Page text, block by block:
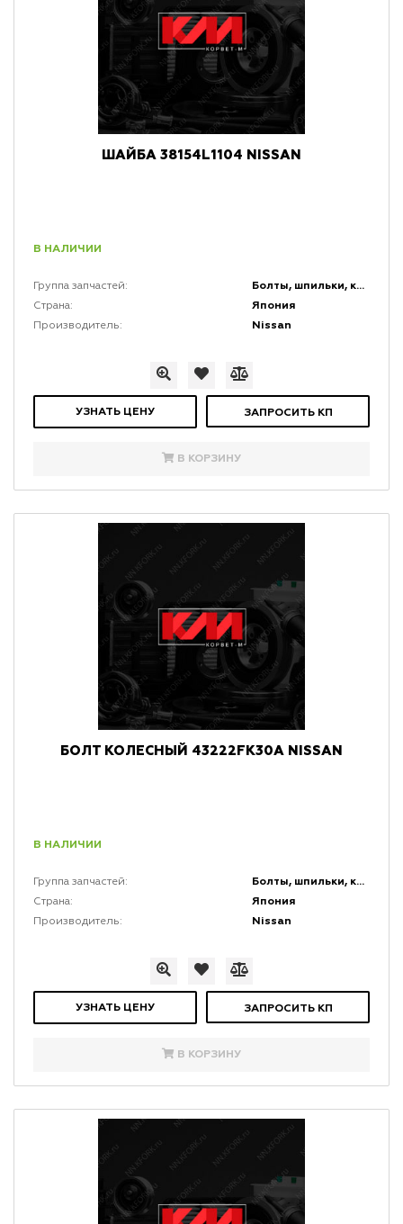
ШАЙБА 38154L1104 NISSAN
В НАЛИЧИИ
Группа запчастей: Болты, шпильки, крепеж, коннекторы и кронштейны
Страна: Япония
Производитель: Nissan
УЗНАТЬ ЦЕНУ ЗАПРОСИТЬ КП
В КОРЗИНУ
БОЛТ КОЛЕСНЫЙ 43222FK30A NISSAN
В НАЛИЧИИ
Группа запчастей: Болты, шпильки, крепеж, коннекторы и кронштейны
Страна: Япония
Производитель: Nissan
УЗНАТЬ ЦЕНУ ЗАПРОСИТЬ КП
В КОРЗИНУ